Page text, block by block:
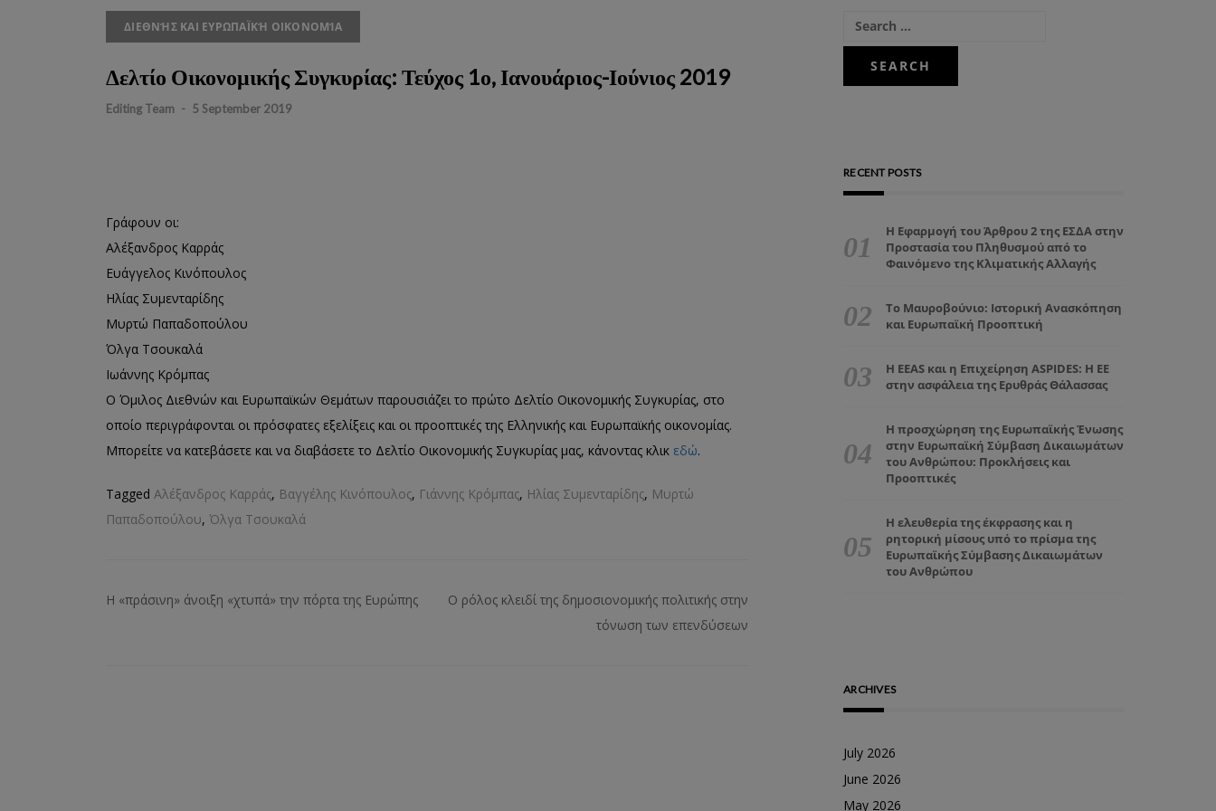
ΔΙΕΘΝΉΣ ΚΑΙ ΕΥΡΩΠΑΪΚΉ ΟΙΚΟΝΟΜΊΑ
Δελτίο Οικονομικής Συγκυρίας: Τεύχος 1ο, Ιανουάριος-Ιούνιος 2019
Editing Team - 5 September 2019
Γράφουν οι:
Αλέξανδρος Καρράς
Ευάγγελος Κινόπουλος
Ηλίας Συμενταρίδης
Μυρτώ Παπαδοπούλου
Όλγα Τσουκαλά
Ιωάννης Κρόμπας
Ο Όμιλος Διεθνών και Ευρωπαϊκών Θεμάτων παρουσιάζει το πρώτο Δελτίο Οικονομικής Συγκυρίας, στο
οποίο περιγράφονται οι πρόσφατες εξελίξεις και οι προοπτικές της Ελληνικής και Ευρωπαϊκής οικονομίας.
Μπορείτε να κατεβάσετε και να διαβάσετε το Δελτίο Οικονομικής Συγκυρίας μας, κάνοντας κλικ εδώ.
Tagged Αλέξανδρος Καρράς, Βαγγέλης Κινόπουλος, Γιάννης Κρόμπας, Ηλίας Συμενταρίδης, Μυρτώ
Παπαδοπούλου, Όλγα Τσουκαλά
Η «πράσινη» άνοιξη «χτυπά» την πόρτα της Ευρώπης
Ο ρόλος κλειδί της δημοσιονομικής πολιτικής στην
τόνωση των επενδύσεων
RECENT POSTS
Η Εφαρμογή του Άρθρου 2 της ΕΣΔΑ στην
Προστασία του Πληθυσμού από το
Φαινόμενο της Κλιματικής Αλλαγής
Το Μαυροβούνιο: Ιστορική Ανασκόπηση
και Ευρωπαϊκή Προοπτική
Η EEAS και η Επιχείρηση ASPIDES: Η ΕΕ
στην ασφάλεια της Ερυθράς Θάλασσας
Η προσχώρηση της Ευρωπαϊκής Ένωσης
στην Ευρωπαϊκή Σύμβαση Δικαιωμάτων
του Ανθρώπου: Προκλήσεις και
Προοπτικές
Η ελευθερία της έκφρασης και η
ρητορική μίσους υπό το πρίσμα της
Ευρωπαϊκής Σύμβασης Δικαιωμάτων
του Ανθρώπου
ARCHIVES
July 2026
June 2026
May 2026